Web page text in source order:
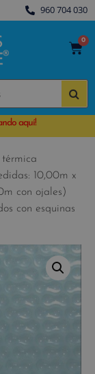
960 704 030
0
aquí!
10,00m x
con ojales)
con esquinas